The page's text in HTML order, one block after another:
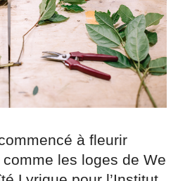
à fleurir
les loges de We